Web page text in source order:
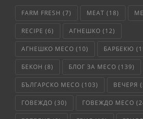
FARM FRESH (7) MEAT (18)
RECIPE (6) АГНЕШКО (12)
АГНЕШКО МЕСО (10) БАРБЕКЮ
БЕКОН (8) БЛОГ ЗА МЕСО (139)
БЪЛГАРСКО МЕСО (103) ВЕЧЕРЯ
ГОВЕЖДО (30) ГОВЕЖДО МЕСО